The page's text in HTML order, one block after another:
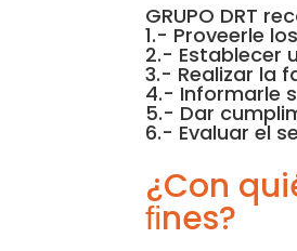
GRUPO DRT
1.- Proveerle
2.- Establecer
3.- Realizar la
4.- Informarle
5.- Dar
6.- Evaluar el
¿Con
ﬁnes?